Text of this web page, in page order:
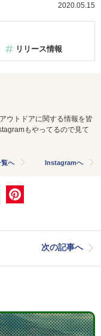
2020.05.15
リリース情報
ウトドアに関する情報を皆
もやってるので見て
覧へ Instagramへ
次の記事へ